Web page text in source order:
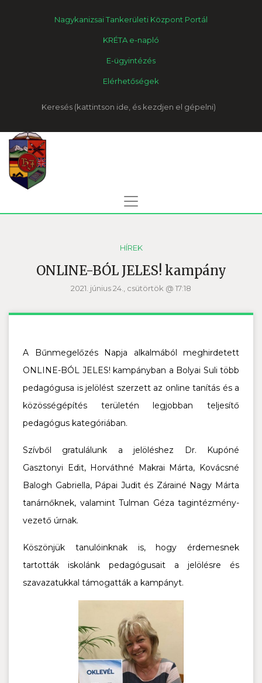
Nagykanizsai Tankerületi Központ Portál
KRÉTA e-napló
E-ügyintézés
Elérhetőségek
Keresés
HÍREK
ONLINE-BÓL JELES! kampány
2021. június 24., csütörtök @ 17:18
A Bűnmegelőzés Napja alkalmából meghirdetett
ONLINE-BÓL JELES! kampányban a Bolyai Suli több
pedagógusa is jelölést szerzett az online tanítás és a
közösségépítés területén legjobban teljesítő
pedagógus kategóriában.
Szívből gratulálunk a jelöléshez Dr. Kupóné
Gasztonyi Edit, Horváthné Makrai Márta, Kovácsné
Balogh Gabriella, Pápai Judit és Zárainé Nagy Márta
tanárnőknek, valamint Tulman Géza tagintézmény-
vezető úrnak.
Köszönjük tanulóinknak is, hogy érdemesnek
tartották iskolánk pedagógusait a jelölésre és
szavazatukkal támogatták a kampányt.